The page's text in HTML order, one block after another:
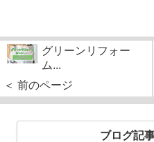
グリーンリフォー
ム...
＜ 前のページ
ブログ記